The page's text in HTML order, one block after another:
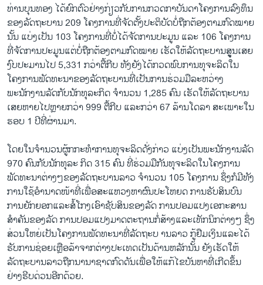
ທ່ານບຸນທອງ ໄດ້ຍົກຕົວຢ່າງກ່ຽວກັບການກວດກາບັນດາໂຄງການລົງທຶນ
ຂອງລັດຖະບານ 209 ໂຄງການທີ່ຈັດຕັ້ງປະຕິບັດບໍ່ຖືກຕ້ອງຕາມກົດໝາຍ
ນັ້ນ ແບ່ງເປັນ 103 ໂຄງການທີ່ບໍ່ໄດ້ຈັດການປະມູນ ແລະ 106 ໂຄງການ
ທີ່ຈັດການປະມູນແຕ່ບໍ່ຖືກຕ້ອງຕາມກົດໝາຍ ເຮັດໃຫ້ລັດຖະບານສູູນເສຍ
ງົບປະມານໄປ 5,331 ກວ່າຕື້ກີບ ທັງຍັງໄດ້ກວດພົບການທຸຈະລິດໃນ
ໂຄງການພັດທະນາຂອງລັດຖະບານທີ່ເປັນການຮ່ວມມືລະຫວ່າງ
ພະນັກງານລັດກັບນັກທຸລະກິດ ຈຳນວນ 1,285 ຄົນ ເຮັດໃຫ້ລັດຖະບານ
ເສຍຫາຍໄປຫຼາຍກວ່າ 999 ຕື້ກີບ ແລະກວ່າ 67 ລ້ານໂດລາ ສະເພາະໃນ
ຮອບ 1 ປີທີ່ຜ່ານມາ.
ໂດຍໃນຈຳນວນຜູ້ກກະທຳການທຸຈະລິດດັ່ງກ່າວ ແບ່ງເປັນພະນັກງານລັດ
970 ຄົນກັບນັກທຸລະ ກິດ 315 ຄົນ ທີ່ຮ່ວມມືກັນທຸຈະລິດໃນໂຄງການ
ພັດທະນາຕ່າງໆຂອງລັດຖະບານລາວ ຈຳນວນ 105 ໂຄງການ ຊຶ່ງກໍມີທັງ
ການໃຊ້ອຳນາດໜ້າທີ່ເພື່ອສະແຫວງຫາຜົນປະໂຫຍດ ການຮັບສິນບົນ
ການຍັກຍອກແລະສໍ້ໂກງເອົາຊັບສິນຂອງລັດ ການປອມແປງເອກະສານ
ສຳຄັນຂອງລັດ ການປອມແປງມາດຕະຖານກໍ່ສ້າງແລະເທັກນິກຕ່າງໆ ຊຶ່ງ
ສ່ວນໃຫຍ່ເປັນໂຄງການພັດທະນາທີ່ລັດຖະບ ານລາວ ກູ້ຢືມເງິນແລະໄດ້
ຮັບການຊ່ອຍເຫຼືອລ້າຈາກຕ່າງປະເທດເປັນດ້ານຫລັກນັ້ນ ຍັງເຮັດໃຫ້
ລັດຖະບານລາວຖືກນານາຊາດກົດດັນເພື່ອໃຫ້ແກ້ໄຂບັນຫາທີ່ເກີດຂຶ້ນ
ຢ່າງຮີບດ່ວນອີກດ້ວຍ.